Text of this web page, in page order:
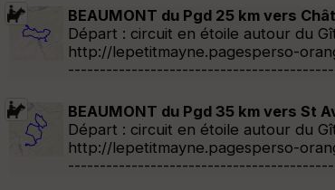
BEAUMONT du Pgd 25 km vers
Départ : circuit en étoile autour du
http://lepetitmayne.pagesperso-
BEAUMONT du Pgd 35 km vers St
Départ : circuit en étoile autour du
http://lepetitmayne.pagesperso-